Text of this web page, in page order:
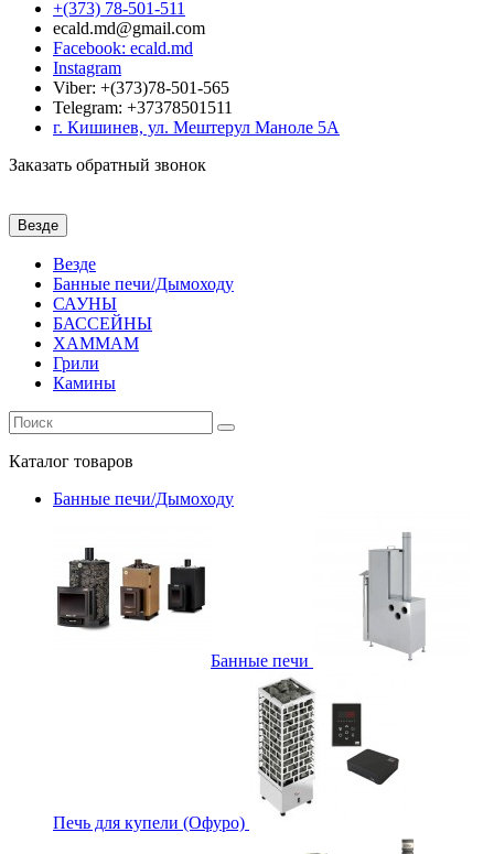
+(373) 78-501-511
ecald.md@gmail.com
Facebook: ecald.md
Instagram
Viber: +(373)78-501-565
Telegram: +37378501511
г. Кишинев, ул. Мештерул Маноле 5А
Заказать обратный звонок
Везде
Везде
Банные печи/Дымоходу
САУНЫ
БАССЕЙНЫ
ХАММАМ
Грили
Камины
Каталог товаров
Банные печи/Дымоходу
Банные печи
Печь для купели (Офуро)